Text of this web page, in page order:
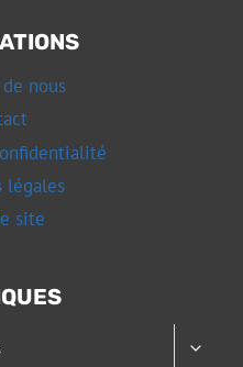
nous
légales
site